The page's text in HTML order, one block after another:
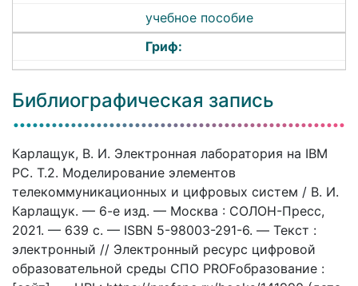
учебное пособие
Гриф:
Библиографическая запись
Карлащук, В. И. Электронная лаборатория на IBM
PC. Т.2. Моделирование элементов
телекоммуникационных и цифровых систем / В. И.
Карлащук. — 6-е изд. — Москва : СОЛОН-Пресс,
2021. — 639 c. — ISBN 5-98003-291-6. — Текст :
электронный // Электронный ресурс цифровой
образовательной среды СПО PROFобразование :